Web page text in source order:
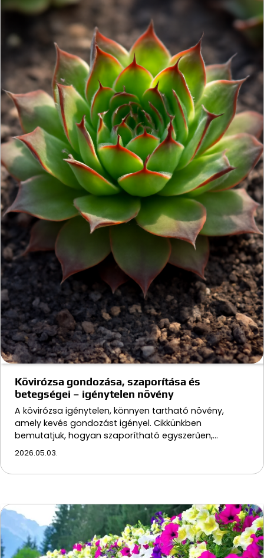
Kövirózsa gondozása, szaporítása és
betegségei – igénytelen növény
A kövirózsa igénytelen, könnyen tartható növény,
amely kevés gondozást igényel. Cikkünkben
bemutatjuk, hogyan szaporítható egyszerűen,…
2026.05.03.